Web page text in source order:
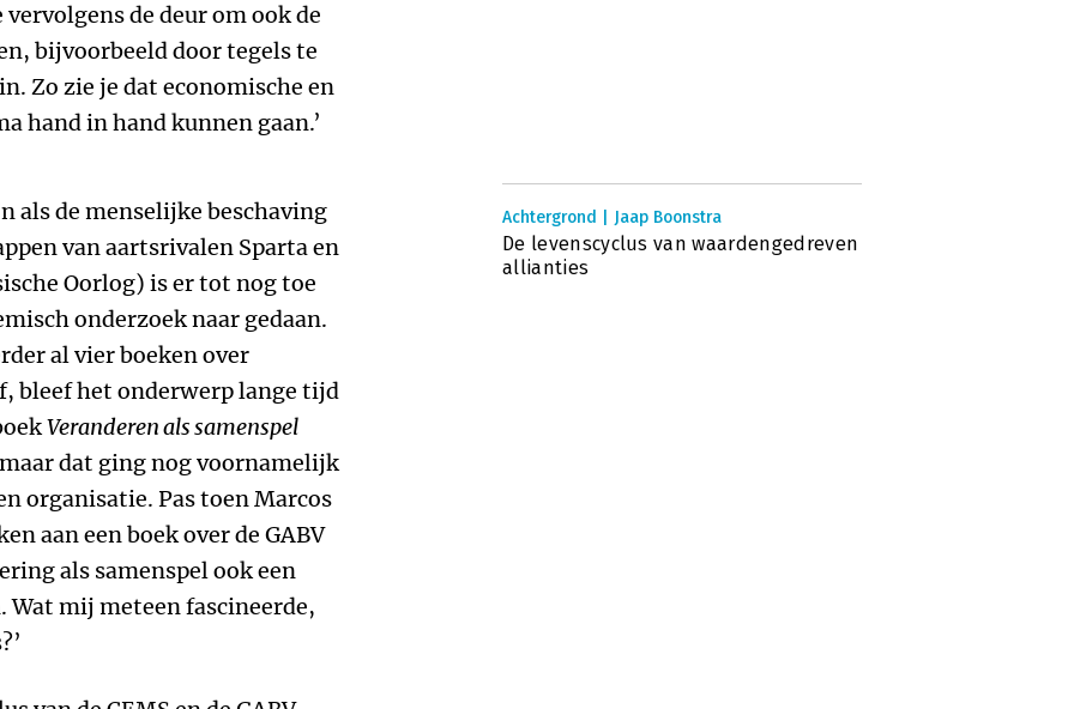
de deur om ook de
bijvoorbeeld door tegels te
Zo zie je dat economische en
hand in hand kunnen gaan.’
als de menselijke beschaving
van aartsrivalen Sparta en
Oorlog) is er tot nog toe
onderzoek naar gedaan.
al vier boeken over
bleef het onderwerp lange tijd
Veranderen als samenspel
dat ging nog voornamelijk
organisatie. Pas toen Marcos
aan een boek over de GABV
als samenspel ook een
Wat mij meteen fascineerde,
Achtergrond | Jaap Boonstra
De levenscyclus van waardengedreven
allianties